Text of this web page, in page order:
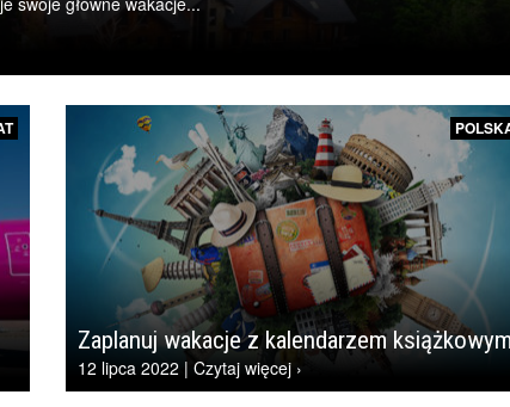
Zaplanuj wakacje z kalendarzem
12 lipca 2022 | Czytaj więcej ›